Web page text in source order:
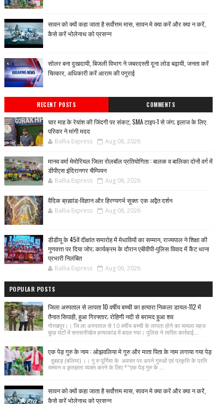
सावन को क्यों कहा जाता है सर्वोत्तम मास, सावन मे क्या करें और क्या न करें,
कैसे करें भोलेनाथ को प्रसन्न
सोलर बना दुखदायी, बिजली विभाग ने जबरदस्ती दूना लोड बढ़ायी, जनता करें
चित्कार, अधिकारी करें आराम की पगुराई
RECENT POSTS COMMENTS
चार माह के रेयांश की जिंदगी पर संकट, SMA टाइप-1 से जंग; इलाज के लिए
परिवार ने मांगी मदद
Ballia Express Aug 08, 2026
मानव वर्मा मेमोरियल जिला रोलबॉल प्रतियोगिता : बालक व बालिका दोनों वर्ग में
डीपीएस इंदिरानगर चैम्पियन
Ballia Express Aug 08, 2026
वैदिक ब्रह्मांड-विज्ञान और हिरण्यगर्भ सूक्त: एक अद्वैत दर्शन
Ballia Express Aug 08, 2026
डीडीयू के 45वें दीक्षांत समारोह में मेधावियों का सम्मान, राज्यपाल ने शिक्षा की
गुणवत्ता पर दिया जोर; कार्यक्रम के दौरान एबीवीपी-पुलिस विवाद में कैंट थाना
प्रभारी निलंबित
Ballia Express Aug 06, 2026
POPULAR POSTS
जिला अस्पताल से लापता 10 वर्षीय बच्ची का हत्यारा निकला डायल-112 में
तैनात सिपाही, हुआ गिरफ्तार; रोहिणी नदी से बरामद हुआ शव
गोरखपुर।। जि ला अस्पताल से 10 वर्षीय बच्ची के लापता होने का मामला महज
कुछ घंटों में सनसनीखेज हत्याकांड में बदल गया। पुलिस ने त्वरित कार्रवाई...
एक पेड़ गुरु के नाम : ओझवलिया मे गुरु और माता पिता के नाम लगाया गया पेड़
दुबहड़ (बलिया) ।। गु रु पूर्णिमा के अवसर पर अपने गुरुओं एवं प्रकृति के प्रति
सम्मान व कृतज्ञता व्यक्त करने के लिए *"एक पेड़ गुरु के ...
सावन को क्यों कहा जाता है सर्वोत्तम मास, सावन मे क्या करें और क्या न करें,
कैसे करें भोलेनाथ को प्रसन्न